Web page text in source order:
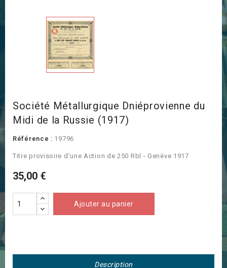
Société Métallurgique Dniéprovienne du
Midi de la Russie (1917)
Référence : 19796
Titre provisoire d'une Action de 250 Rbl - Genève 1917
35,00 €
Ajouter au panier
Description